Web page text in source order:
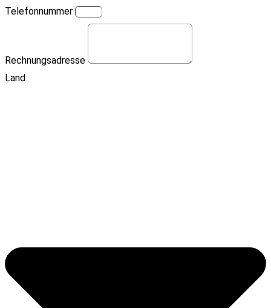
Telefonnummer
Rechnungsadresse
Land